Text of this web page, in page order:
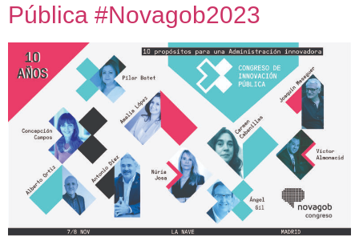
Pública #Novagob2023